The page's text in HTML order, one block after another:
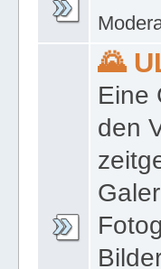
🌄
Eine
den